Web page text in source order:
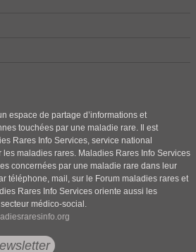
espace de partage d’informations et
touchées par une maladie rare. Il est
Rares Info Services, service national
les maladies rares. Maladies Rares Info Services
concernées par une maladie rare dans leur
téléphone, mail, sur le Forum maladies rares et
Rares Info Services oriente aussi les
médico-social.